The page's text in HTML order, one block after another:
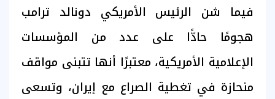
فيما شن الرئيس الأمريكي دونالد ترامب
هجومًا حادًّا على عدد من المؤسسات
الإعلامية الأمريكية، معتبرًا أنها تتبنى مواقف
منحازة في تغطية الصراع مع إيران، وتسعى